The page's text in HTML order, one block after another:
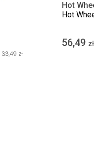
33,49 zł
Hot
Hot
56,49 zł